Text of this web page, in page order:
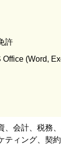
許
Office (Word,
、会計、税務
ティング、契